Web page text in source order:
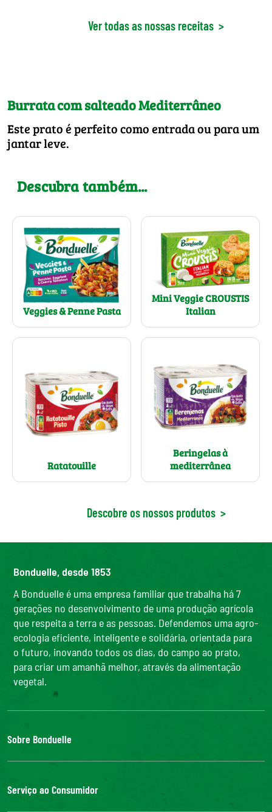
Ver todas as nossas receitas >
Burrata com salteado Mediterrâneo
Este prato é perfeito como entrada ou para um
jantar leve.
Descubra também...
Veggies & Penne Pasta
Mini Veggie CROUSTIS
Italian
Ratatouille
Beringelas à
mediterrânea
Descobre os nossos produtos >
Bonduelle, desde 1853
A Bonduelle é uma empresa familiar que trabalha há 7
gerações no desenvolvimento de uma produção agrícola
que respeita a terra e as pessoas. Defendemos uma agro-
ecologia eficiente, inteligente e solidária, orientada para
o futuro, inovando todos os dias, do campo ao prato,
para criar um amanhã melhor, através da alimentação
vegetal.
Sobre Bonduelle
O Grupo Bonduelle
Do campo à mesa
Serviço ao Consumidor